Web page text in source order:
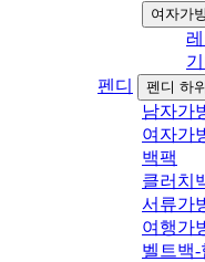
여자가
펜디
펜디 하
남자가
여자가
백팩
클러치
서류가
여행가
벨트백